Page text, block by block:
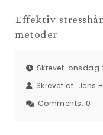
Effektiv
metoder
Skrevet: onsdag
Skrevet af: Jens
Comments: 0